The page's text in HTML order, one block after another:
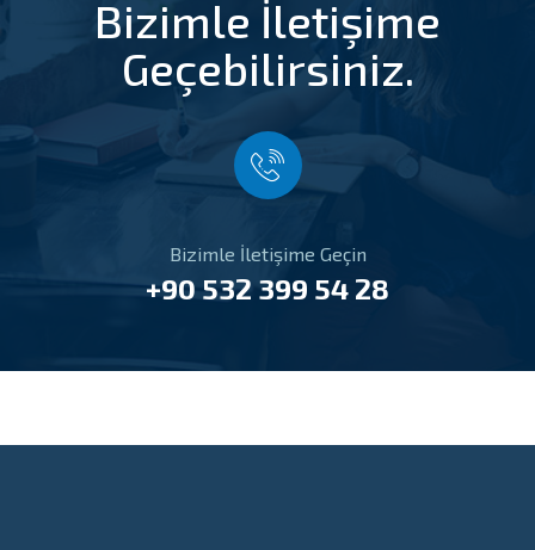
Bizimle İletişime
Geçebilirsiniz.
Bizimle İletişime Geçin
+90 532 399 54 28